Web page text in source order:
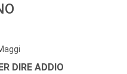
DIRE ADDIO